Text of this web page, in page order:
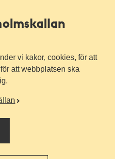
vi kakor, cookies, för att
att webbplatsen ska